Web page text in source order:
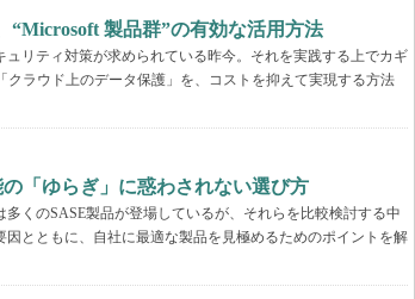
“Microsoft 製品群”の有効な活用方法
リティ対策が求められている昨今。それを実践する上でカギ
ラウド上のデータ保護」を、コストを抑えて実現する方法
「ゆらぎ」に惑わされない選び方
くのSASE製品が登場しているが、それらを比較検討する中
とともに、自社に最適な製品を見極めるためのポイントを解